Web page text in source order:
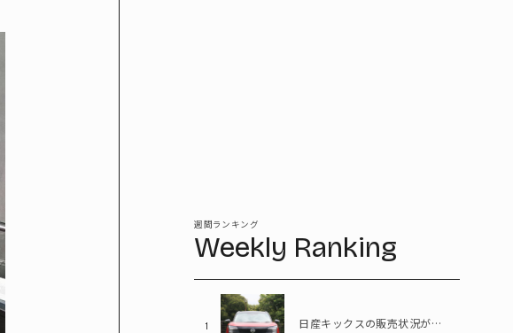
週間ランキング
Weekly Ranking
1 日産キックスの販売状況が判明! 受注台数1.1台超、どんな人が買っている?